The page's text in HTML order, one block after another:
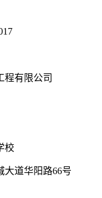
程有限公司
校
大道华阳路66号